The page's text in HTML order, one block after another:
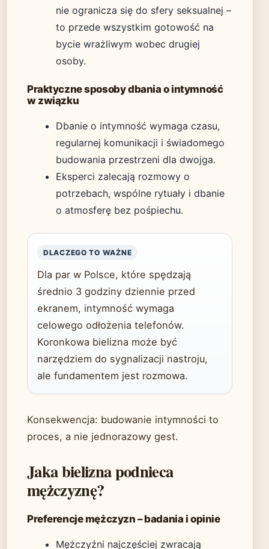
nie ogranicza się do sfery seksualnej –
to przede wszystkim gotowość na
bycie wrażliwym wobec drugiej
osoby.
Praktyczne sposoby dbania o intymność
w związku
Dbanie o intymność wymaga czasu,
regularnej komunikacji i świadomego
budowania przestrzeni dla dwojga.
Eksperci zalecają rozmowy o
potrzebach, wspólne rytuały i dbanie
o atmosferę bez pośpiechu.
DLACZEGO TO WAŻNE
Dla par w Polsce, które spędzają
średnio 3 godziny dziennie przed
ekranem, intymność wymaga
celowego odłożenia telefonów.
Koronkowa bielizna może być
narzędziem do sygnalizacji nastroju,
ale fundamentem jest rozmowa.
Konsekwencja: budowanie intymności to
proces, a nie jednorazowy gest.
Jaka bielizna podnieca
mężczyznę?
Preferencje mężczyzn – badania i opinie
Mężczyźni najczęściej zwracają